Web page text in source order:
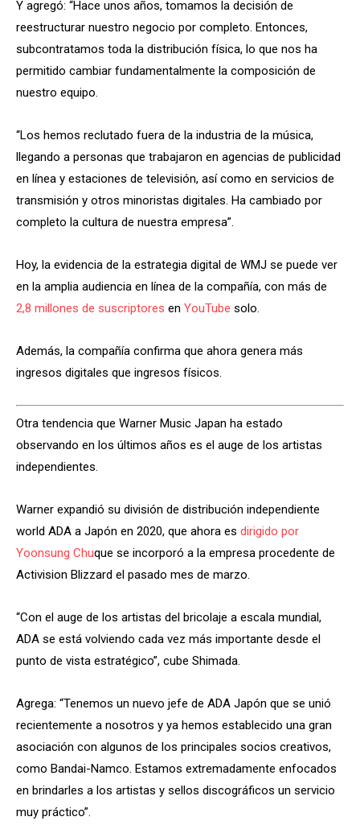
Y agregó: “Hace unos años, tomamos la decisión de
reestructurar nuestro negocio por completo. Entonces,
subcontratamos toda la distribución física, lo que nos ha
permitido cambiar fundamentalmente la composición de
nuestro equipo.
“Los hemos reclutado fuera de la industria de la música,
llegando a personas que trabajaron en agencias de publicidad
en línea y estaciones de televisión, así como en servicios de
transmisión y otros minoristas digitales. Ha cambiado por
completo la cultura de nuestra empresa”.
Hoy, la evidencia de la estrategia digital de WMJ se puede ver
en la amplia audiencia en línea de la compañía, con más de
2,8 millones de suscriptores en YouTube solo.
Además, la compañía confirma que ahora genera más
ingresos digitales que ingresos físicos.
Otra tendencia que Warner Music Japan ha estado
observando en los últimos años es el auge de los artistas
independientes.
Warner expandió su división de distribución independiente
world ADA a Japón en 2020, que ahora es dirigido por
Yoonsung Chuque se incorporó a la empresa procedente de
Activision Blizzard el pasado mes de marzo.
“Con el auge de los artistas del bricolaje a escala mundial,
ADA se está volviendo cada vez más importante desde el
punto de vista estratégico”, cube Shimada.
Agrega: “Tenemos un nuevo jefe de ADA Japón que se unió
recientemente a nosotros y ya hemos establecido una gran
asociación con algunos de los principales socios creativos,
como Bandai-Namco. Estamos extremadamente enfocados
en brindarles a los artistas y sellos discográficos un servicio
muy práctico”.